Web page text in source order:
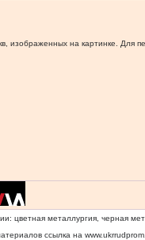
изображенных на картинке. Для
цветная металлургия, черная
ссылка на